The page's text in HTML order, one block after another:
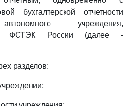
бухгалтерской отчетности
учреждения,
ФСТЭК России (далее -
разделов: